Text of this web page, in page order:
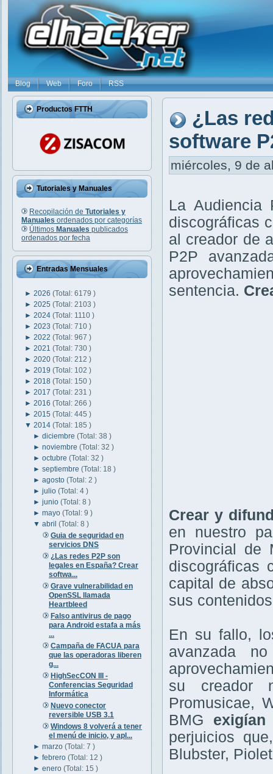
Blog Web Foro RSS
Productos FTTH
Tutoriales y Manuales
Recopilación de Tutoriales y
Manuales ordenados por categorías
Últimos Manuales publicados
ordenados por fecha
Entradas Mensuales
► 2026 (Total: 6179 )
► 2025 (Total: 2103 )
► 2024 (Total: 1110 )
► 2023 (Total: 710 )
► 2022 (Total: 967 )
► 2021 (Total: 730 )
► 2020 (Total: 212 )
► 2019 (Total: 102 )
► 2018 (Total: 150 )
► 2017 (Total: 231 )
► 2016 (Total: 266 )
► 2015 (Total: 445 )
▼ 2014 (Total: 185 )
►diciembre(Total: 38 )
►noviembre(Total: 32 )
►octubre(Total: 32 )
►septiembre(Total: 18 )
►agosto(Total: 2 )
►julio(Total: 4 )
►junio(Total: 8 )
►mayo(Total: 9 )
▼abril(Total: 8 )
Guia de seguridad en
servicios DNS
¿Las redes P2P son
legales en España? Crear
softwa...
Grave vulnerabilidad en
OpenSSL llamada
Heartbleed
Falso antivirus de pago
para Android estafa a más
...
Campaña de FACUA para
que las operadoras liberen
g...
HighSecCON III -
Conferencias Seguridad
Informática
Nuevo conector
reversible USB 3.1
Windows 8 volverá a tener
el menú de inicio, y apl...
►marzo(Total: 7 )
►febrero(Total: 12 )
►enero(Total: 15 )
¿Las
software
miércoles, 9 de
La Audiencia
discográficas
al creador de
P2P
sentencia.
Crear y
en nuestro
Provincial de
discográficas
capital de
sus
En su fallo,
avanzada
su creador
Promusicae,
BMG
perjuicios
Blubster,